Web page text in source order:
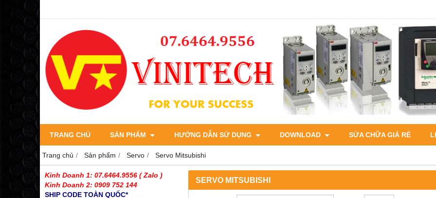
TRANG CHỦ SẢN PHẨM HƯỚNG DẪN SỬ DỤNG DOWNLOAD SỬA CHỮA GIÁ RẺ
Trang chủ Sản phẩm Servo Servo Mitsubishi
Kinh Doanh 1: 07.6464.9556 ( Zalo )
Kinh Doanh 2: 0909 752 144
SHIP CODE TOÀN QUỐC*
SERVO MITSUBISHI